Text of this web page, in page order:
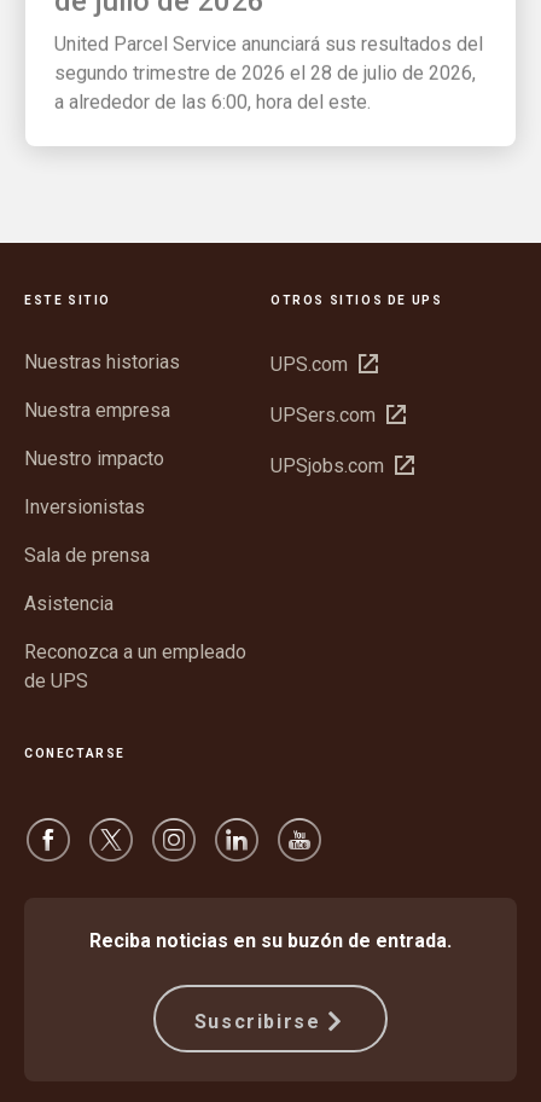
United Parcel Service anunciará sus resultados del
segundo trimestre de 2026 el 28 de julio de 2026,
a alrededor de las 6:00, hora del este.
ESTE SITIO
Nuestras historias
Nuestra empresa
Nuestro impacto
Inversionistas
Sala de prensa
Asistencia
Reconozca a un empleado
de UPS
OTROS SITIOS DE UPS
UPS.com Abrir
una
nueva
UPSers.com Abrir
una
UPSjobs.com Abrir
CONECTARSE
Reciba noticias en su buzón de entrada.
Suscribirse